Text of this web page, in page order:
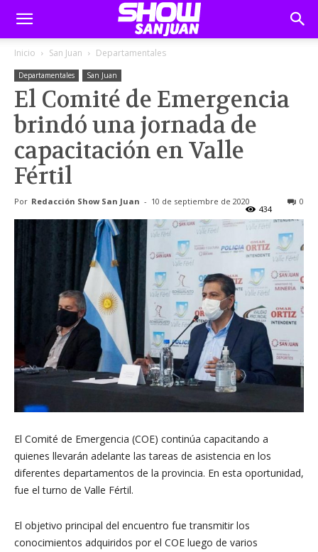
Inicio San Juan Departamentales
Departamentales San Juan
El Comité de Emergencia
brindó una jornada de
capacitación en Valle
Fértil
Por Redacción Show San Juan - 10 de septiembre de 2020 0
434
El Comité de Emergencia (COE) continúa capacitando a
quienes llevarán adelante las tareas de asistencia en los
diferentes departamentos de la provincia. En esta oportunidad,
fue el turno de Valle Fértil.
El objetivo principal del encuentro fue transmitir los
conocimientos adquiridos por el COE luego de varios